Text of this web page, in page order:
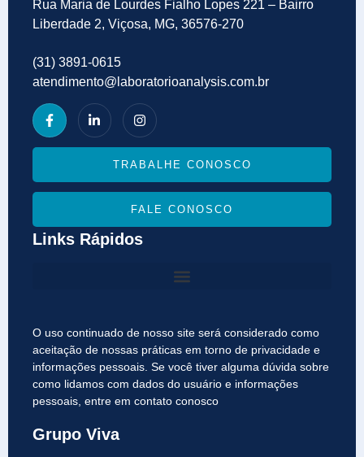
Rua Maria de Lourdes Fialho Lopes 221 – Bairro
Liberdade 2, Viçosa, MG, 36576-270
(31) 3891-0615
atendimento@laboratorioanalysis.com.br
TRABALHE CONOSCO
FALE CONOSCO
Links Rápidos
O uso continuado de nosso site será considerado como
aceitação de nossas práticas em torno de privacidade e
informações pessoais. Se você tiver alguma dúvida sobre
como lidamos com dados do usuário e informações
pessoais, entre em contato conosco
Grupo Viva